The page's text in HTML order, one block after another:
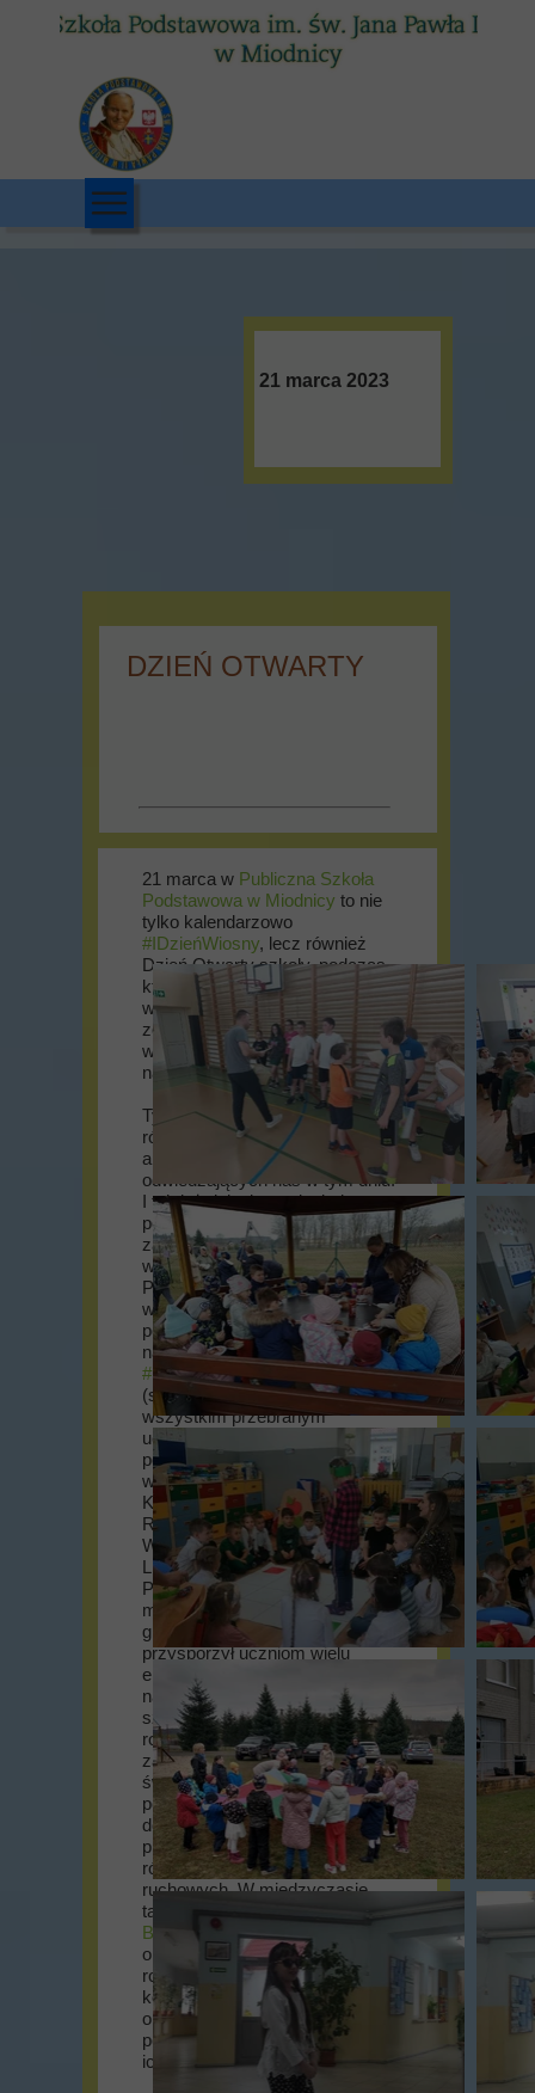
21 marca 2023
21 marca w Publiczna Szkoła
Podstawowa w Miodnicy to nie
tylko kalendarzowo
#IDzieńWiosny, lecz również
Dzień Otwarty szkoły, podczas
którego stworzyliśmy
wszystkim chętnym możność
zobaczenia i przekonania się na
własne oczy, jak funkcjonuje
nasza placówka.
Tym samym przygotowaliśmy
różnorodne występy
artystyczne i atrakcje dla osób
odwiedzających nas w tym dniu.
I tak już dzieci przedszkolne, a
później także wczesnoszkolne
zaprezentowały wspaniałe
wykony i układy taneczne.
Przedstawiliśmy również
wizualnie ofertę naszej szkoły, a
ponadto odbyły się wybory na
najpiękniejszy strój z okazji
#PierwszyDzieńWiosny
(serdecznie dziękujemy
wszystkim przebranym
uczestnikom oraz gratulujemy
pomysłowości szóstce
wyłonionych zwycięzców:
Kacprowi Kacprzykowi, Amelii
Remiń, Wojtkowi Buknie,
Wojtkowi Urszulakowi, Amelii
Lipińskiej, oraz Róży Gąsce).
Poza tym odbył się również
międzyklasowy turniej na sali
gimnastycznej, który
przysporzył uczniom wielu
emocjonujących chwil, a
nauczycielom przypomniał
szkolne czasy ich sportowych
rozgrywek... Ostatecznie nie
zabrakło także poczęstunku na
świeżym powietrzu, a skoro
pogoda nam dziś wiosennie
dopisała to po kiełbaskach
przyszedł czas na dalszą część
różnorodnych gier i zabaw
ruchowych. W międzyczasie
także Pan dyrektor
Bugajny
z entuzjazmem
oprowadzał zainteresowanych
rodziców (i ich pociechy) po
korytarzach i salach szkoły
objaśniając zasadność istnienia
poszczególnych pomieszczeń i
ich wyposażenia.
DZIEŃ OTWARTY